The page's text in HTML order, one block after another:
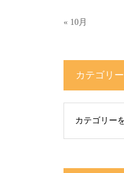
« 10月
カテゴリー